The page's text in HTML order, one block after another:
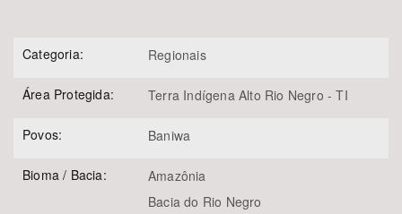
Categoria: Regionais
Área Protegida: Terra Indígena Alto Rio Negro - TI
Povos: Baniwa
Bioma / Bacia:
Amazônia
Bacia do Rio Negro